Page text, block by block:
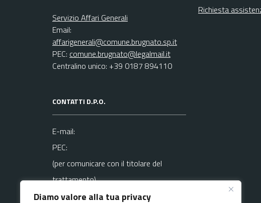
Diamo valore alla tua privacy
Servizio Affari Generali
Email:
affarigenerali@comune.brugnato.sp.it
PEC: comune.brugnato@legalmail.it
Centralino unico: +39 0187 894110
CONTATTI D.P.O.
E-mail:
PEC:
(per comunicare con il titolare del
trattamento)
Richiesta